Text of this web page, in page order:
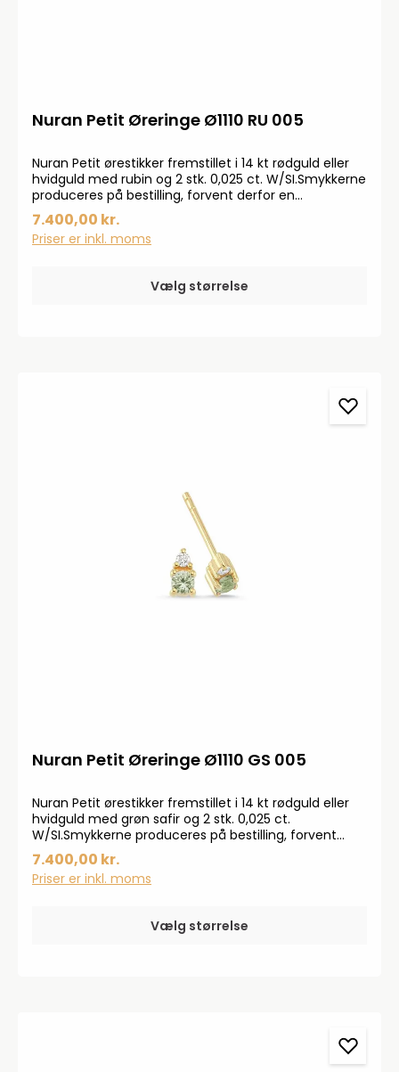
Nuran Petit Øreringe Ø1110 RU 005
Nuran Petit ørestikker fremstillet i 14 kt rødguld eller
hvidguld med rubin og 2 stk. 0,025 ct. W/SI.Smykkerne
produceres på bestilling, forvent derfor en
leveringstid på op til 14 dageHar du specielle ønsker,
kontakt da gerne kundeservice på info@bendixen-
thisted.dk eller Tlf: 97 92 02 31Der tages forbehold for
7.400,00 kr.
Priser er inkl. moms
Vælg størrelse
Nuran Petit Øreringe Ø1110 GS 005
Nuran Petit ørestikker fremstillet i 14 kt rødguld eller
hvidguld med grøn safir og 2 stk. 0,025 ct.
W/SI.Smykkerne produceres på bestilling, forvent
derfor en leveringstid på op til 14 dageHar du
specielle ønsker, kontakt da gerne kundeservice på
info@bendixen-thisted.dk eller Tlf: 97 92 02 31Der
7.400,00 kr.
Priser er inkl. moms
Vælg størrelse